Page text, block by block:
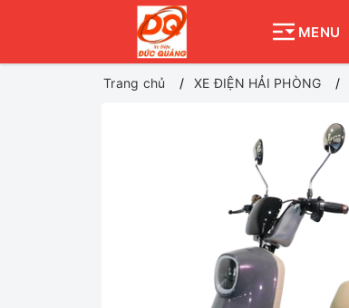
MENU
Trang chủ XE ĐIỆN HẢI PHÒNG